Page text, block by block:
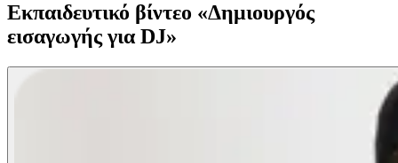
Εκπαιδευτικό βίντεο «Δημιουργός
εισαγωγής για DJ»